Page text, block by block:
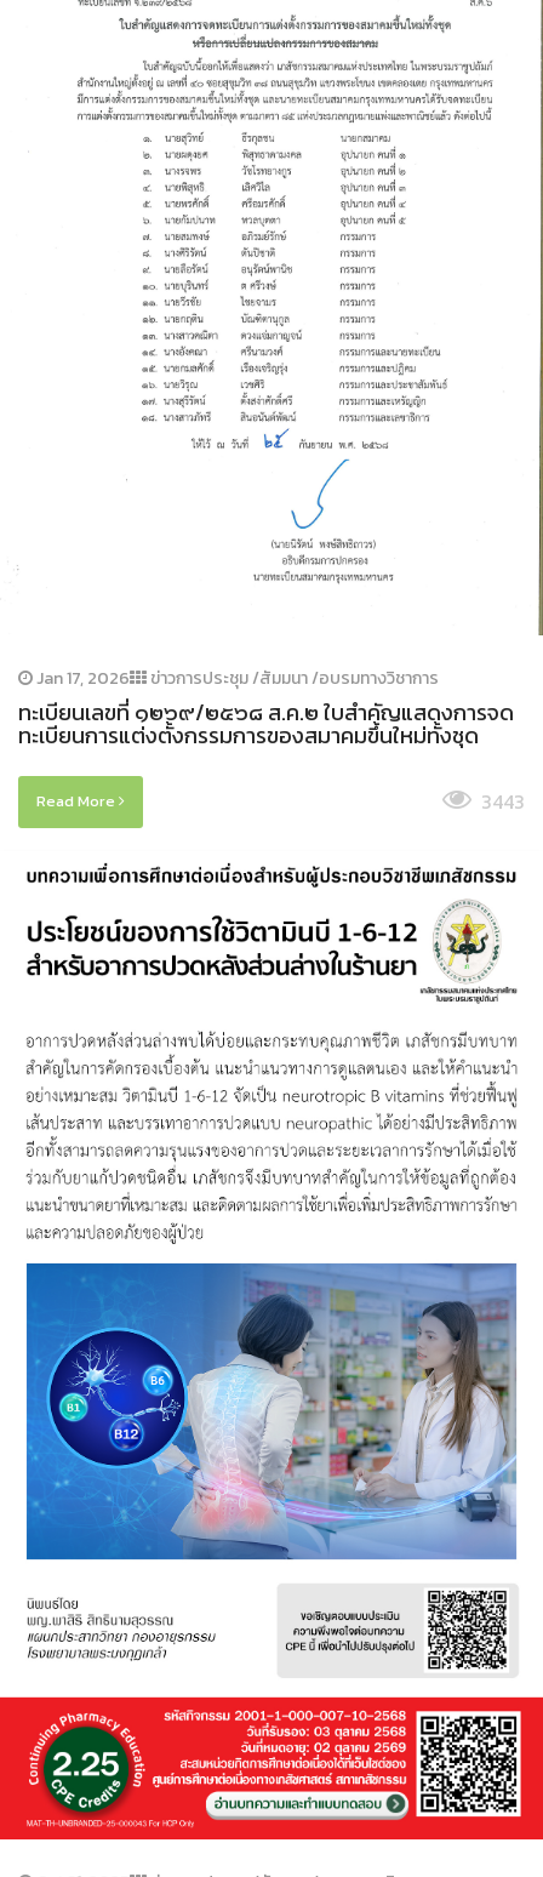
Jan 17, 2026 ข่าวการประชุม /สัมมนา /อบรมทางวิชาการ
ทะเบียนเลขที่ ๑๒๖๙/๒๕๖๘ ส.ค.๒ ใบสำคัญแสดงการจด
ทะเบียนการแต่งตั้งกรรมการของสมาคมขึ้นใหม่ทั้งชุด
Read More 3443